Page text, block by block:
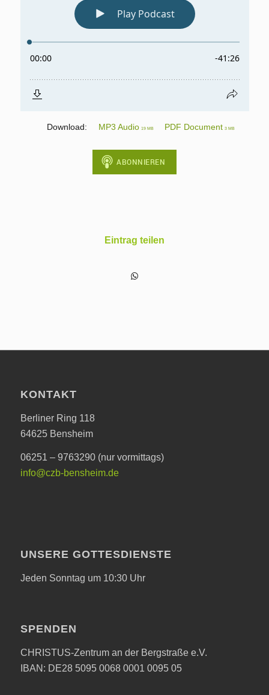
Download: MP3 Audio 19 MB PDF Document 3 MB
Eintrag teilen
KONTAKT
Berliner Ring 118
64625 Bensheim
06251 – 9763290 (nur vormittags)
info@czb-bensheim.de
UNSERE GOTTESDIENSTE
Jeden Sonntag um 10:30 Uhr
SPENDEN
CHRISTUS-Zentrum an der Bergstraße e.V.
IBAN: DE28 5095 0068 0001 0095 05